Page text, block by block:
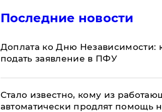
Последние новости
Доплата ко Дню Независимости:
подать заявление в ПФУ
Стало известно, кому из
автоматически продлят помощь